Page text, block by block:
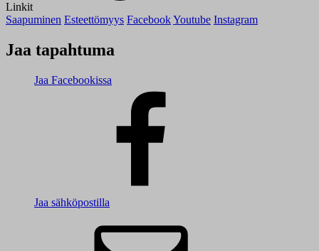
Linkit
Saapuminen Esteettömyys FacebookYoutube Instagram
Jaa tapahtuma
Jaa Facebookissa
Jaa sähköpostilla